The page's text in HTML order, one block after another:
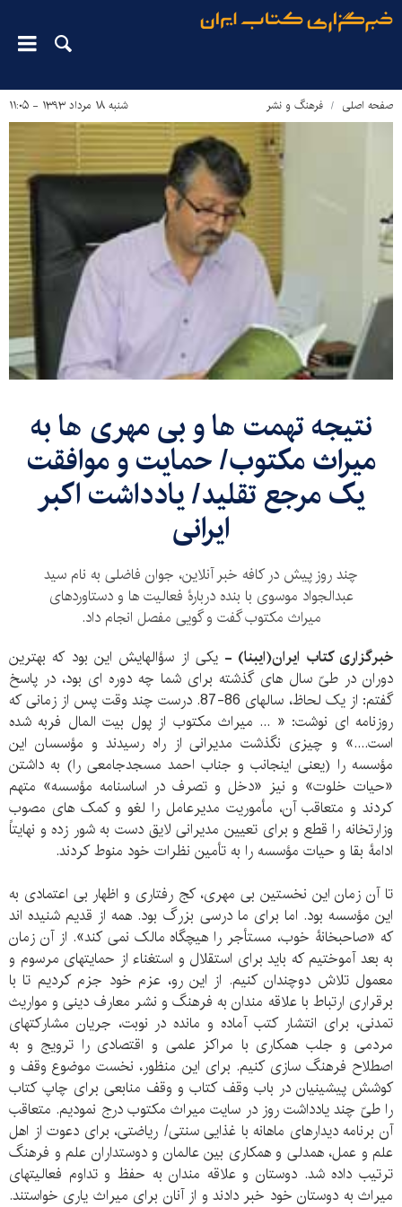
صفحه اصلی فرهنگ و نشر شنبه ۱۸ مرداد ۱۳۹۳ - ۱۱:۰۵
نتیجه تهمت ها و بی مهری ها به
میراث مکتوب/ حمایت و موافقت
یک مرجع تقلید/ یادداشت اکبر
ایرانی
چند روز پیش در کافه خبر آنلاین، جوان فاضلی به نام سید
عبدالجواد موسوی با بنده دربارۀ فعالیت ها و دستاوردهای
میراث مکتوب گفت و گویی مفصل انجام داد.
خبرگزاری کتاب ایران(ایبنا) - یکی از سؤالهایش این بود که بهترین
دوران در طیّ سال های گذشته برای شما چه دوره ای بود، در پاسخ
گفتم: از یک لحاظ، سالهای 86-87. درست چند وقت پس از زمانی که
روزنامه ای نوشت: « ... میراث مکتوب از پول بیت المال فربه شده
است....» و چیزی نگذشت مدیرانی از راه رسیدند و مؤسسان این
مؤسسه را (یعنی اینجانب و جناب احمد مسجدجامعی را) به داشتن
«حیات خلوت» و نیز «دخل و تصرف در اساسنامه مؤسسه» متهم
کردند و متعاقب آن، مأموریت مدیرعامل را لغو و کمک های مصوب
وزارتخانه را قطع و برای تعیین مدیرانی لایق دست به شور زده و نهایتاً
ادامۀ بقا و حیات مؤسسه را به تأمین نظرات خود منوط کردند.
تا آن زمان این نخستین بی مهری، کج رفتاری و اظهار بی اعتمادی به
این مؤسسه بود. اما برای ما درسی بزرگ بود. همه از قدیم شنیده اند
که «صاحبخانۀ خوب، مستأجر را هیچگاه مالک نمی کند». از آن زمان
به بعد آموختیم که باید برای استقلال و استغناء از حمایتهای مرسوم و
معمول تلاش دوچندان کنیم. از این رو، عزم خود جزم کردیم تا با
برقراری ارتباط با علاقه مندان به فرهنگ و نشر معارف دینی و مواریث
تمدنی، برای انتشار کتب آماده و مانده در نوبت، جریان مشارکتهای
مردمی و جلب همکاری با مراکز علمی و اقتصادی را ترویج و به
اصطلاح فرهنگ سازی کنیم. برای این منظور، نخست موضوع وقف و
کوشش پیشینیان در باب وقف کتاب و وقف منابعی برای چاپ کتاب
را طیّ چند یادداشت روز در سایت میراث مکتوب درج نمودیم. متعاقب
آن برنامه دیدارهای ماهانه با غذایی سنتی/ ریاضتی، برای دعوت از اهل
علم و عمل، همدلی و همکاری بین عالمان و دوستداران علم و فرهنگ
ترتیب داده شد. دوستان و علاقه مندان به حفظ و تداوم فعالیتهای
میراث به دوستان خود خبر دادند و از آنان برای میراث یاری خواستند.